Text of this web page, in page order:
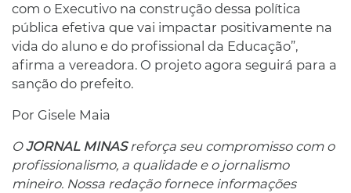
com o Executivo na construção dessa política
pública efetiva que vai impactar positivamente na
vida do aluno e do profissional da Educação”,
afirma a vereadora. O projeto agora seguirá para a
sanção do prefeito.
Por Gisele Maia
OJORNAL MINASreforça seu compromisso com o
profissionalismo, a qualidade e o jornalismo
mineiro. Nossa redação fornece informações